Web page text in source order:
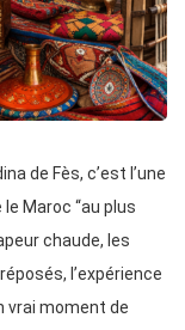
de Fès, c’est l’une
Maroc “au plus
chaude, les
l’expérience
vrai moment de